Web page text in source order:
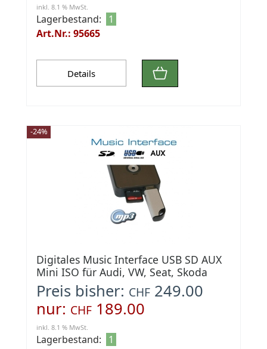
inkl. 8.1 % MwSt.
Lagerbestand:
1
Art.Nr.: 95665
Details
-24%
Digitales Music Interface USB SD AUX
Mini ISO für Audi, VW, Seat, Skoda
Preis bisher: CHF 249.00
nur: CHF 189.00
inkl. 8.1 % MwSt.
Lagerbestand:
1